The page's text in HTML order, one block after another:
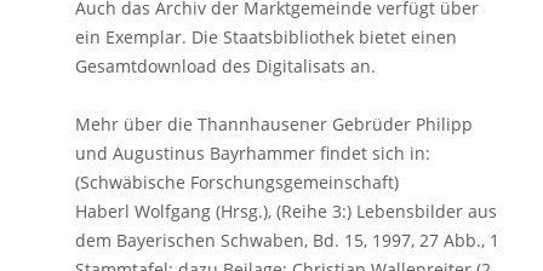
Auch das Archiv der Marktgemeinde verfügt über
ein Exemplar. Die Staatsbibliothek bietet einen
Gesamtdownload des Digitalisats an.
Mehr über die Thannhausener Gebrüder Philipp
und Augustinus Bayrhammer findet sich in:
(Schwäbische Forschungsgemeinschaft)
Haberl Wolfgang (Hrsg.), (Reihe 3:) Lebensbilder aus
dem Bayerischen Schwaben, Bd. 15, 1997, 27 Abb., 1